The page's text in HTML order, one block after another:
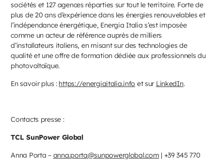
sociétés et 127 agences réparties sur tout le territoire. Forte de
plus de 20 ans d’expérience dans les énergies renouvelables et
l’indépendance énergétique, Energia Italia s’est imposée
comme un acteur de référence auprès de milliers
d’installateurs italiens, en misant sur des technologies de
qualité et une offre de formation dédiée aux professionnels du
photovoltaïque.
En savoir plus : https://energiaitalia.info et sur LinkedIn.
Contacts presse :
TCL SunPower Global
Anna Porta – anna.porta@sunpowerglobal.com | +39 345 770